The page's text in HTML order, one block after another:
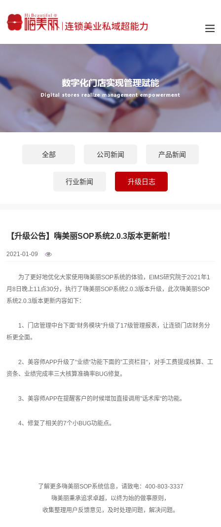
全部 公司新闻 产品新闻
行业新闻 升级日志
【升级公告】嗨美丽SOP系统2.0.3版本更新啦！
2021-01-09
为了更好地优化大家使用嗨美丽SOP系统的体验，EIMS研究院于2021年1
月8日晚上11点30分，执行了嗨美丽SOP系统2.0.3版本升级，此次嗨美丽SOP
系统2.0.3版本更新内容如下：
1、门店管理中台下面“财务模块”升级了17级管理报表，让连锁门店财务分
析更全面。
2、美容师APP升级了“业绩“功能下面的”工资栏目“，对手工费提成核算、工
资条、业绩完成率三大核算准确率BUG修复。
3、美容师APP在提醒客户的时候增加直接调用”话术库“的功能。
4、修复了相关的7个小BUG功能点。
了解更多嗨美丽SOP系统信息，请致电：400-803-3337
嗨美丽秉承追求卓越，以终为始的做事原则，
收集整理用户反馈意见，及时处理问题，解决问题。